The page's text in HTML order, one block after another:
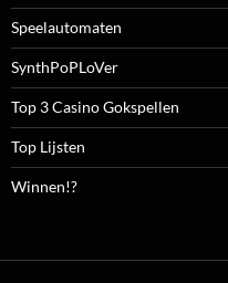
Speelautomaten
SynthPoPLoVer
Top 3 Casino Gokspellen
Top Lijsten
Winnen!?